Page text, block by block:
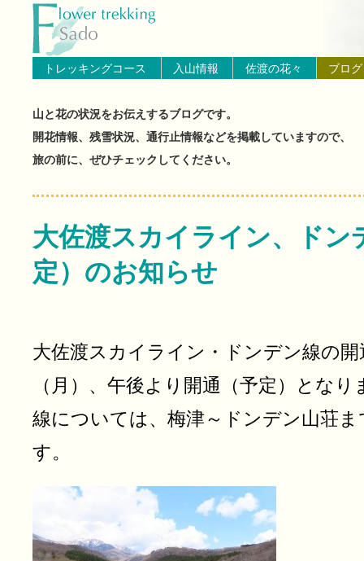
ブログ（佐渡島の山と花の状
トレッキングコース 入山情報 佐渡の花々 ブログ
山と花の状況をお伝えするブログです。
開花情報、残雪状況、通行止情報などを掲載していますので、
旅の前に、ぜひチェックしてください。
大佐渡スカイライン、ドン
定）のお知らせ
大佐渡スカイライン・ドンデン線の
（月）、午後より開通（予定）とな
線については、梅津～ドンデン山荘
す。
トップページへ戻る